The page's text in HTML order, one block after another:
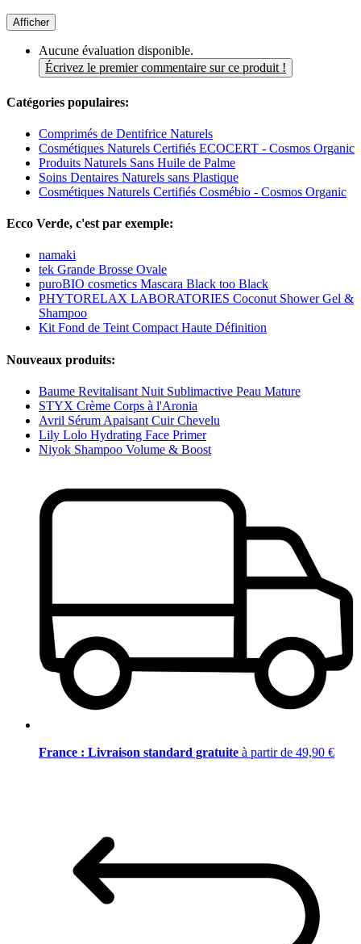
Afficher
Aucune évaluation disponible.
Écrivez le premier commentaire sur ce produit !
Catégories populaires:
Comprimés de Dentifrice Naturels
Cosmétiques Naturels Certifiés ECOCERT - Cosmos Organic
Produits Naturels Sans Huile de Palme
Soins Dentaires Naturels sans Plastique
Cosmétiques Naturels Certifiés Cosmébio - Cosmos Organic
Ecco Verde, c'est par exemple:
namaki
tek Grande Brosse Ovale
puroBIO cosmetics Mascara Black too Black
PHYTORELAX LABORATORIES Coconut Shower Gel &
Shampoo
Kit Fond de Teint Compact Haute Définition
Nouveaux produits:
Baume Revitalisant Nuit Sublimactive Peau Mature
STYX Crème Corps à l'Aronia
Avril Sérum Apaisant Cuir Chevelu
Lily Lolo Hydrating Face Primer
Niyok Shampoo Volume & Boost
France : Livraison standard gratuite à partir de 49,90 €